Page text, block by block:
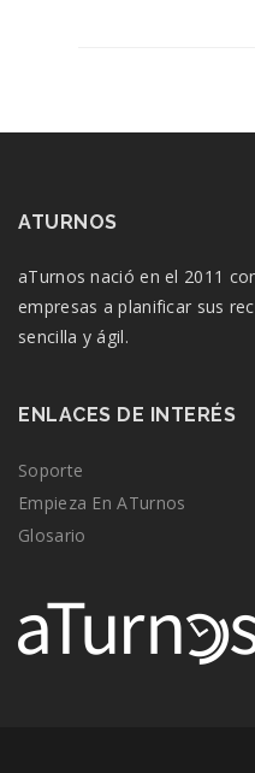
ATURNOS
aTurnos nació en el 2011
empresas a planificar sus
sencilla y ágil.
ENLACES DE INTERÉS
Soporte
Empieza En ATurnos
Glosario